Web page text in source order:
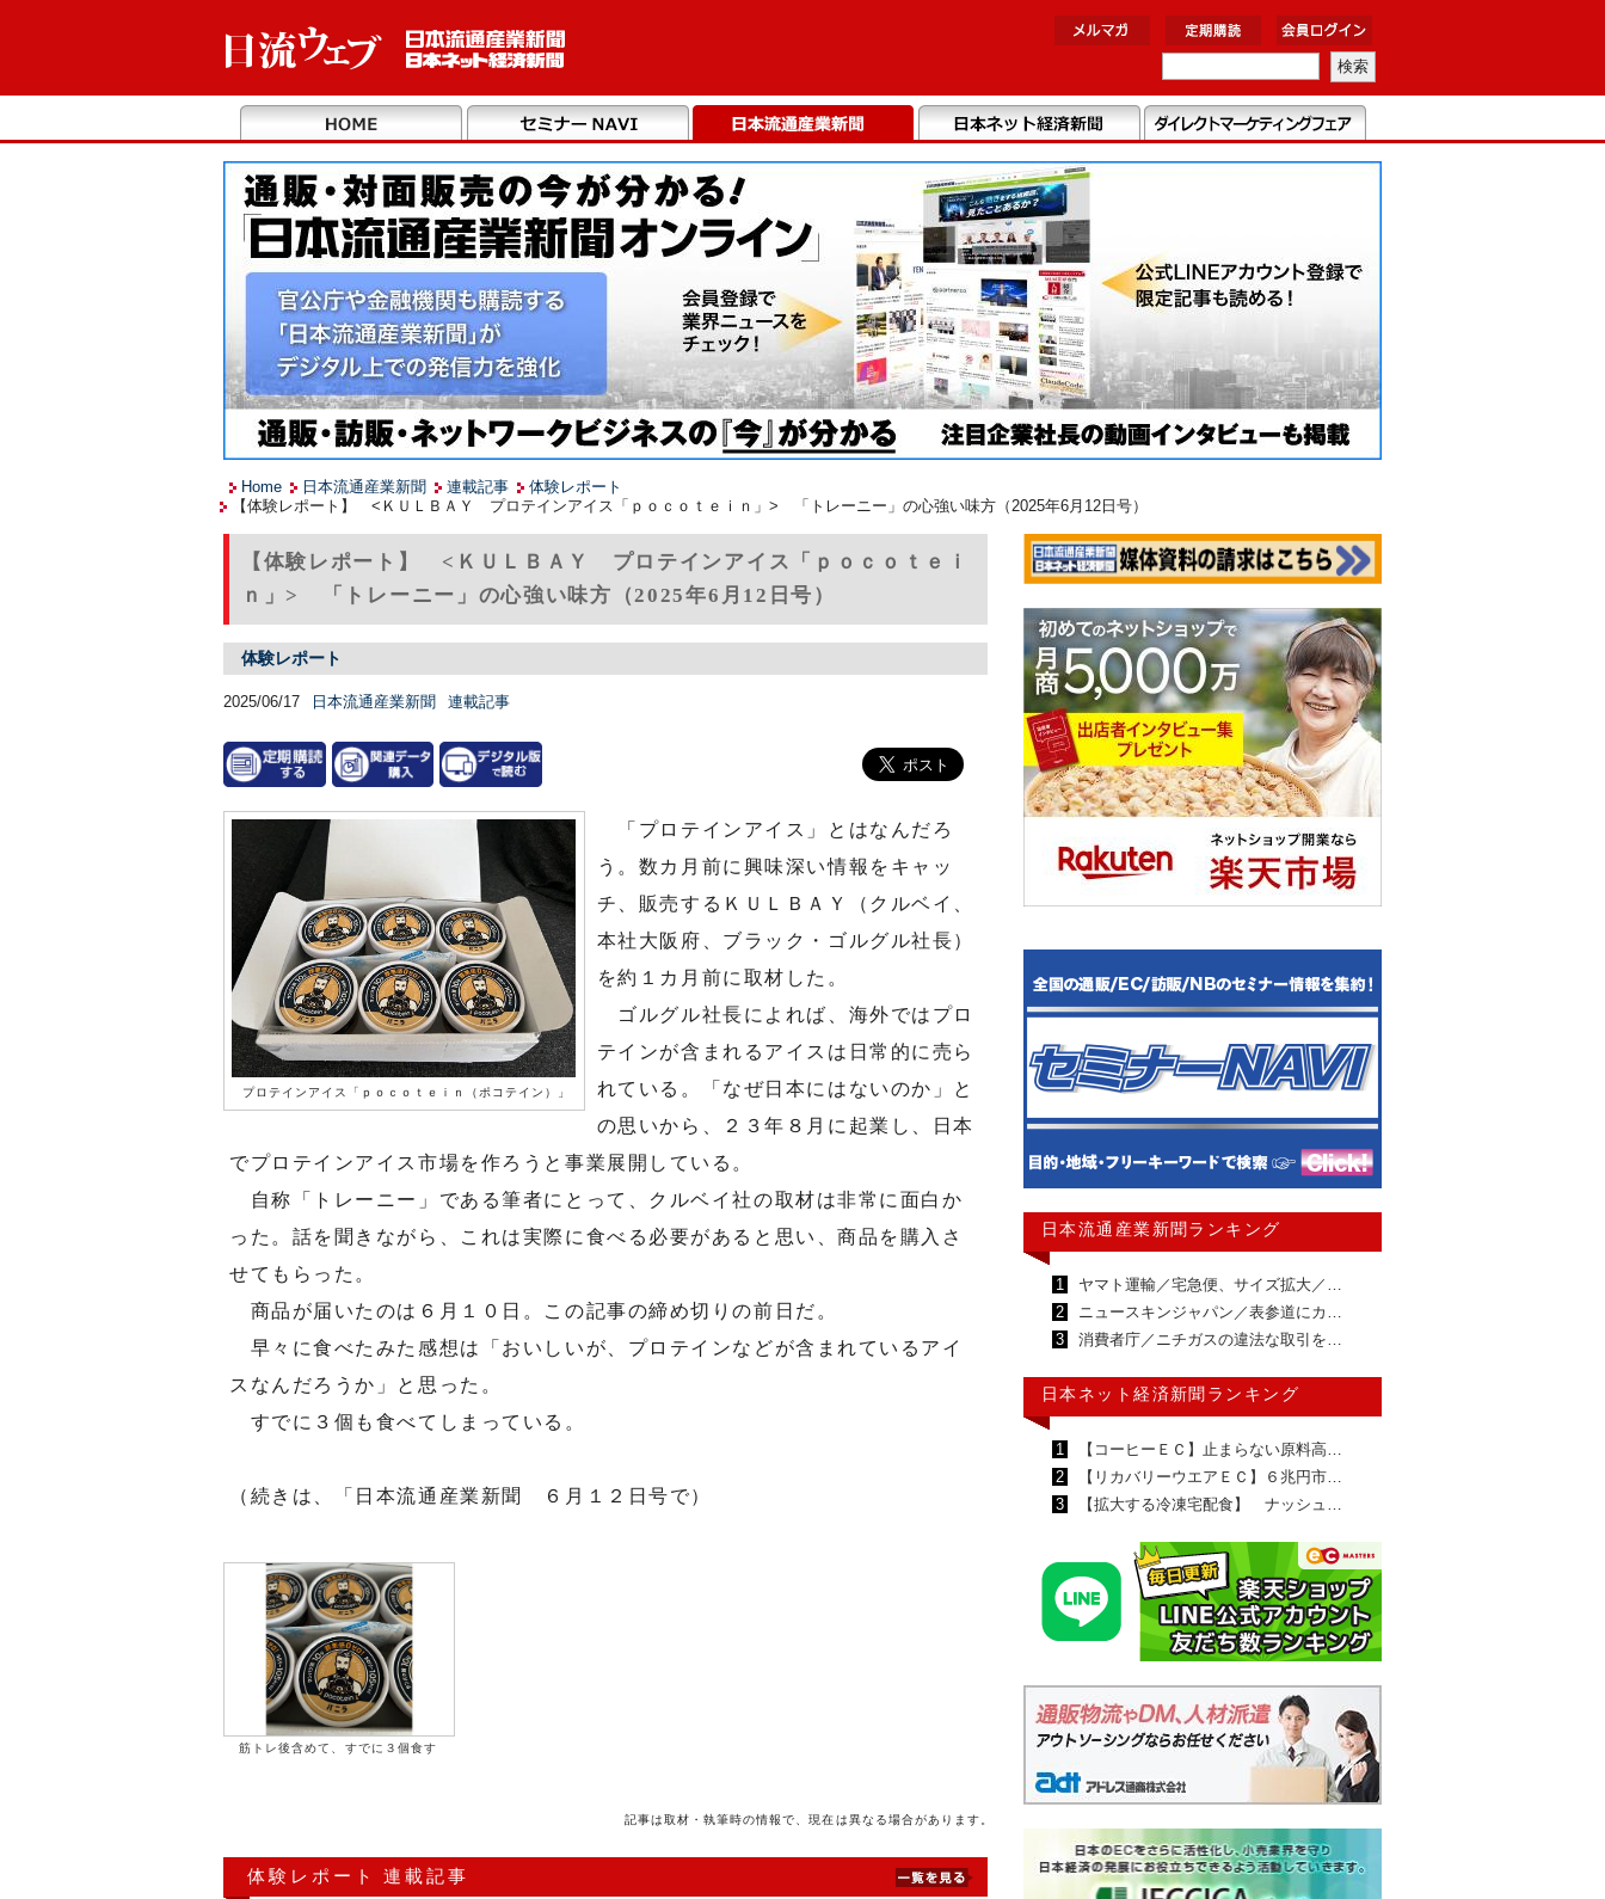
Home 日本流通産業新聞 連載記事
体験レポート
【体験レポート】 <ＫＵＬＢＡＹ プロテインアイス「ｐｏｃｏｔｅｉｎ」> 「トレーニー」の心強い味方（2025年6月12日号）
【体験レポート】 <ＫＵＬＢＡＹ プロテインアイス「ｐｏｃｏｔｅｉ
ｎ」> 「トレーニー」の心強い味方（2025年6月12日号）
体験レポート
2025/06/17 日本流通産業新聞 連載記事
プロテインアイス「ｐｏｃｏｔｅｉｎ（ポコテイン）」
「プロテインアイス」とはなんだろ
う。数カ月前に興味深い情報をキャッ
チ、販売するＫＵＬＢＡＹ（クルベイ、
本社大阪府、ブラック・ゴルグル社長）
を約１カ月前に取材した。
ゴルグル社長によれば、海外ではプロ
テインが含まれるアイスは日常的に売ら
れている。「なぜ日本にはないのか」と
の思いから、２３年８月に起業し、日本
でプロテインアイス市場を作ろうと事業展開している。
自称「トレーニー」である筆者にとって、クルベイ社の取材は非常に面白か
った。話を聞きながら、これは実際に食べる必要があると思い、商品を購入さ
せてもらった。
商品が届いたのは６月１０日。この記事の締め切りの前日だ。
早々に食べたみた感想は「おいしいが、プロテインなどが含まれているアイ
スなんだろうか」と思った。
すでに３個も食べてしまっている。
（続きは、「日本流通産業新聞 ６月１２日号で）
筋トレ後含めて、すでに３個食す
記事は取材・執筆時の情報で、現在は異なる場合があります。
体験レポート 連載記事
日本流通産業新聞ランキング
1
ヤマト運輸／宅急便、サイズ拡大／…
2
ニュースキンジャパン／表参道にカ…
3
消費者庁／ニチガスの違法な取引を…
日本ネット経済新聞ランキング
1
【コーヒーＥＣ】止まらない原料高…
2
【リカバリーウエアＥＣ】６兆円市…
3
【拡大する冷凍宅配食】 ナッシュ…